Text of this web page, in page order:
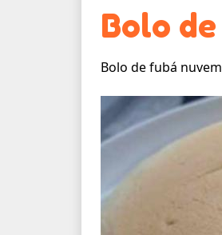
Bolo
Bolo de fubá